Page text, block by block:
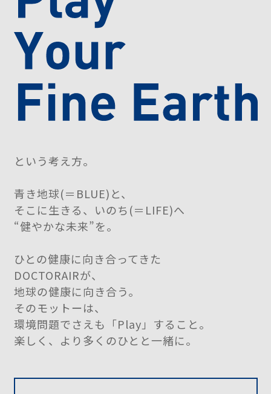
という考え方。
青き地球(＝BLUE)と、
そこに生きる、いのち(＝LIFE)へ
“健やかな未来”を。
ひとの健康に向き合ってきた
DOCTORAIRが、
地球の健康に向き合う。
そのモットーは、
環境問題でさえも「Play」すること。
楽しく、より多くのひとと一緒に。